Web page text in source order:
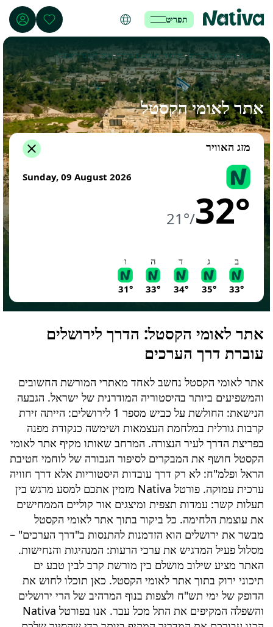
תפריט
דף הבית-מקומות מעניינים-מקומות מעניינים במרכז-אתר לאומי הקסטל
אתר לאומי הקסטל
מזג האוויר
Sunday, 09 August 2026
32°
/
21°
ב
33°
ג
35°
ד
34°
ה
33°
ו
31°
אתר לאומי הקסטל: הדרך לירושלים
עוברת דרך הערכים
אתר לאומי הקסטל נחשב לאחד מאתרי המורשת החשובים
והמשפיעים ביותר בהיסטוריה המודרנית של ישראל. הגבעה
הנישאת: החולשת על כביש מספר 1 לירושלים: הייתה זירת
קרבות גורלית במלחמת העצמאות ושימשה כנקודת מפנה
בפריצת הדרך לעיר הנצורה. המרחב שאותו מקיף אתר לאומי
הקסטל חושף את המבקרים לסיפור הגבורה של לוחמי חטיבת
הראל ופלמ"ח: לא רק דרך עובדות היסטוריות אלא דרך חוויה
ערכית עמוקה. פורטל Nativa מזמין אתכם למסע מרגש בין
תעלות קשר: עמדות תצפית ומיצגים אור קוליים הממחישים
את עוצמת הלחימה. כל ביקור בתוך אתר לאומי הקסטל
מבשר את ירושלים הוא הזדמנות להתנסות ב"דרך הערכים" –
מסלול פעיל המדגיש את ערכי הרעות: המנהיגות והנחישות.
האתר מציע שילוב מושלם בין מורשת קרב לבין טבע ים
תיכוני ירוק בתוך אתר לאומי הקסטל. כאן תוכלו לחוש את
הדופק של ימי תש"ח ולצפות בנוף המרהיב של הרי ירושלים
והשפלה המקיפים את התל מכל עבר. אנו בפורטל Nativa